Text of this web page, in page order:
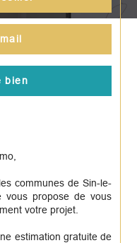
bien
communes de Sin-le-
vous propose de vous
votre projet.
estimation gratuite de